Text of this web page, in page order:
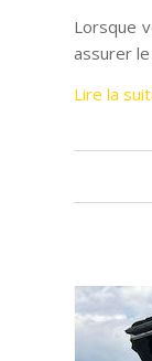
Lorsque
assurer
Lire la